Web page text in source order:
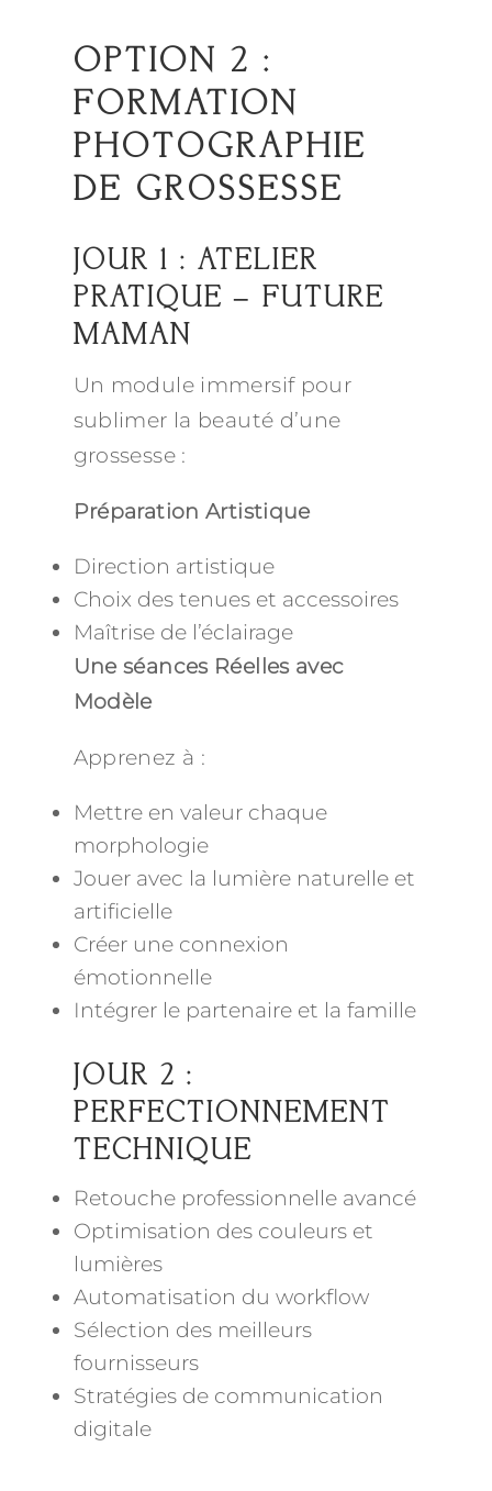
OPTION 2 :
FORMATION
PHOTOGRAPHIE
DE GROSSESSE
JOUR 1 : ATELIER
PRATIQUE – FUTURE
MAMAN
Un module immersif pour
sublimer la beauté d’une
grossesse :
Préparation Artistique
Direction artistique
Choix des tenues et accessoires
Maîtrise de l’éclairage
Une séances Réelles avec
Modèle
Apprenez à :
Mettre en valeur chaque
morphologie
Jouer avec la lumière naturelle et
artificielle
Créer une connexion
émotionnelle
Intégrer le partenaire et la famille
JOUR 2 :
PERFECTIONNEMENT
TECHNIQUE
Retouche professionnelle avancé
Optimisation des couleurs et
lumières
Automatisation du workflow
Sélection des meilleurs
fournisseurs
Stratégies de communication
digitale